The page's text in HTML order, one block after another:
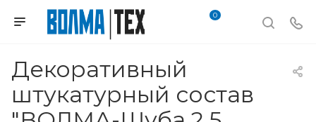
0
Декоративный
штукатурный состав